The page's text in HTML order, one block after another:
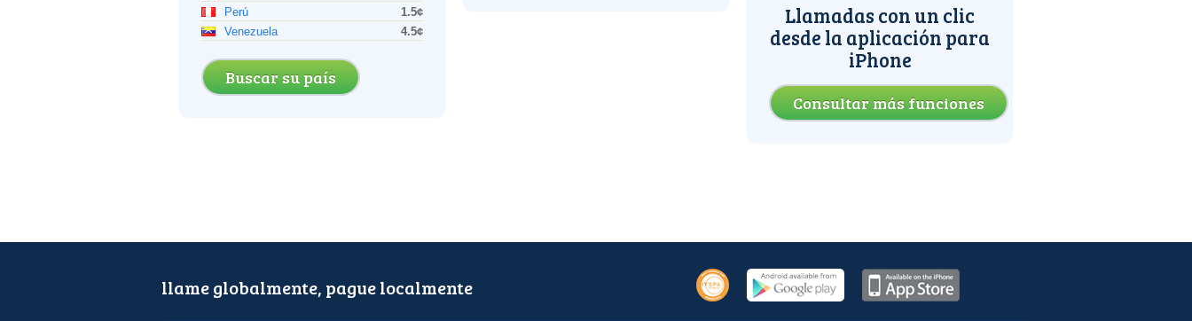
Perú
1.5¢
Venezuela
4.5¢
Buscar su país
Llamadas con un clic
desde la aplicación para
iPhone
Consultar más funciones
llame globalmente, pague localmente